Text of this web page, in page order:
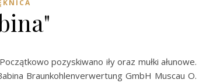
pozyskiwano iły oraz mułki ałunowe.
Braunkohlenverwertung GmbH Muscau O.